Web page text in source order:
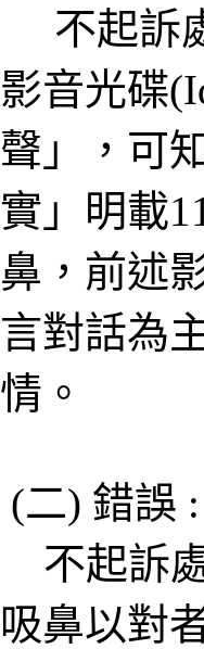
不起訴
影音光碟
聲」，可
實」明載
鼻，前述
言對話為
情。
(二) 錯誤 :
不起訴
吸鼻以對